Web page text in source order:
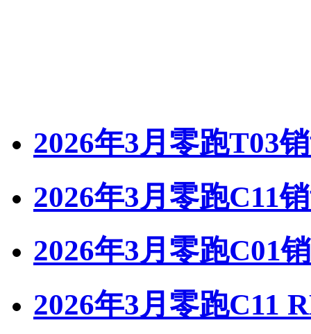
2026年3月零跑T03
2026年3月零跑C11
2026年3月零跑C01
2026年3月零跑C11